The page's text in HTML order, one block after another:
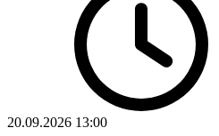
20.09.2026 13:00